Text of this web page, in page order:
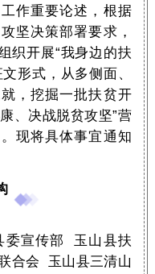
作重要论述，根据
坚决策部署要求，
织开展“我身边的扶
形式，从多侧面、
，挖掘一批扶贫开
、决战脱贫攻坚”营
现将具体事宜通知
委宣传部 玉山县扶
合会 玉山县三清山